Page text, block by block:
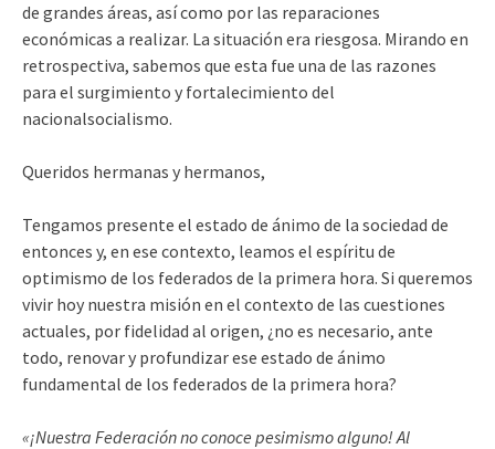
de grandes áreas, así como por las reparaciones
económicas a realizar. La situación era riesgosa. Mirando en
retrospectiva, sabemos que esta fue una de las razones
para el surgimiento y fortalecimiento del
nacionalsocialismo.
Queridos hermanas y hermanos,
Tengamos presente el estado de ánimo de la sociedad de
entonces y, en ese contexto, leamos el espíritu de
optimismo de los federados de la primera hora. Si queremos
vivir hoy nuestra misión en el contexto de las cuestiones
actuales, por fidelidad al origen, ¿no es necesario, ante
todo, renovar y profundizar ese estado de ánimo
fundamental de los federados de la primera hora?
«¡Nuestra Federación no conoce pesimismo alguno! Al